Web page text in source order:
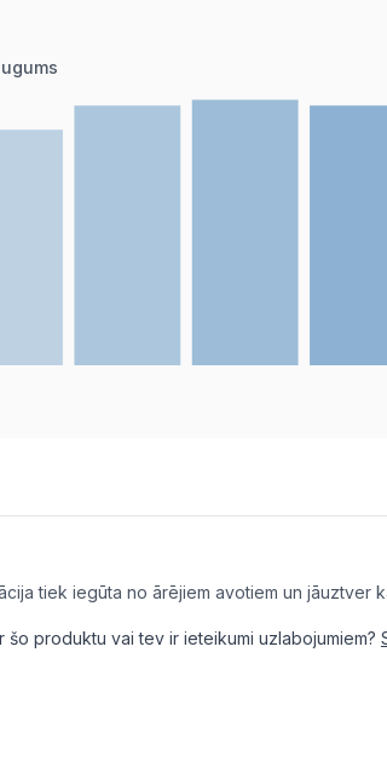
tiek iegūta no ārējiem avotiem un jāuztver
šo produktu vai tev ir ieteikumi uzlabojumiem?